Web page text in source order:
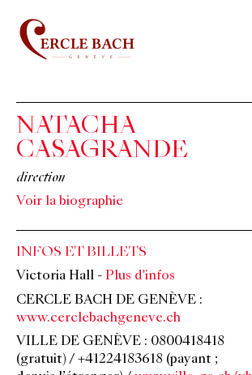
NATACHA
CASAGRANDE
direction
Voir la biographie
INFOS ET BILLETS
Victoria Hall - Plus d'infos
CERCLE BACH DE GENÈVE :
www.cerclebachgeneve.ch
VILLE DE GENÈVE : 0800418418
(gratuit) / +41224183618 (payant ;